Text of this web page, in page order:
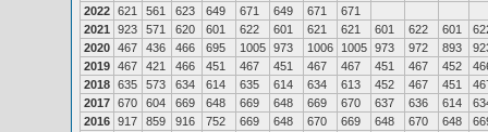
2022 621 561 623 649 671 649 671
671
2021
923 571 620 601 622 601 621 621 601 622 601
2020 467 436 466 695 1005 973 1006 1005 973 972 893
2019 467 421 466 451 467 451 467 467 451 467 452
2018 635 573 634 614 635 614 634 613 452 467 451
2017 670 604 669 648 669 648 669 670 637 636 614
2016 917 859 916 752 669 648 670 669 648 670 648